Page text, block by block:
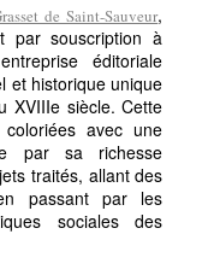
de Saint-Sauveur,
par souscription à
éditoriale
et historique unique
XVIIIe siècle. Cette
avec une
par sa richesse
traités, allant des
passant par les
sociales des